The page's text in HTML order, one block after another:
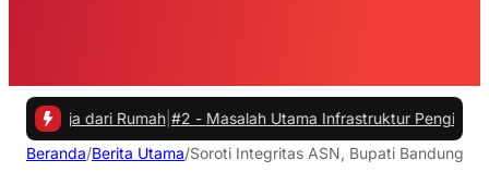
Rumah |#2 -Masalah Utama Infrastruktur Pengisian Daya
Beranda/Berita Utama/Soroti Integritas ASN, Bupati Bandung